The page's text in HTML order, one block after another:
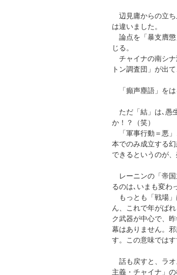
辺見庸からの立ち
は違いました。
論点を「暴支膺懲
じる。
チャイナの南シナ
トン調査団」が出
「癲声塵語」をは
ただ「結」は､愚
か！？（笑）
「軍事行動＝悪」
本でのみ成立する
できるというのが
レーニンの「帝国
るのは､いまも変わ
もっとも「戦場」
ん、これで年がば
ク武器が中心で、
幕はありません。
す。この意味では
話も戻すと、ラオ
主義・チャイナ」